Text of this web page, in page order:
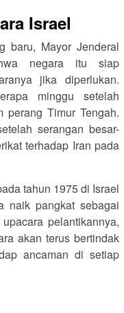
Israel
baru, Mayor Jenderal
negara itu siap
jika diperlukan.
minggu setelah
perang Timur Tengah.
serangan besar-
terhadap Iran pada
tahun 1975 di Israel
naik pangkat sebagai
pelantikannya,
akan terus bertindak
ancaman di setiap